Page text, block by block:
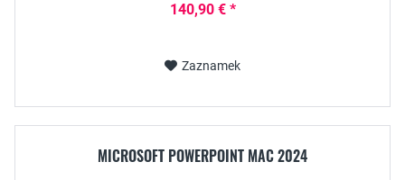
140,90 € *
Zaznamek
MICROSOFT POWERPOINT MAC 2024